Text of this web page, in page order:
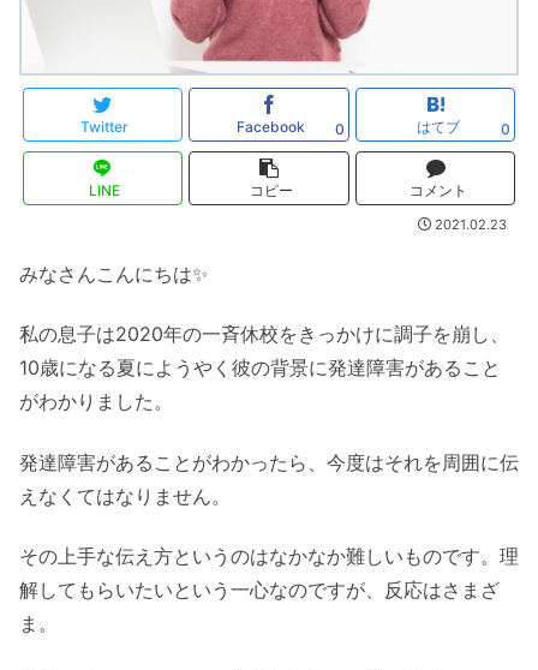
Twitter Facebook 0 はてブ 0
LINE コピー コメント
2021.02.23
みなさんこんにちは✨
私の息子は2020年の一斉休校をきっかけに調子を崩し、
10歳になる夏にようやく彼の背景に発達障害があること
がわかりました。
発達障害があることがわかったら、今度はそれを周囲に伝
えなくてはなりません。
その上手な伝え方というのはなかなか難しいものです。理
解してもらいたいという一心なのですが、反応はさまざ
ま。